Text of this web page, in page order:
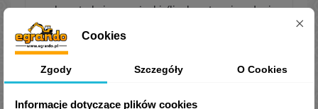
• konstrukcję sprężarki (liczba stopni, rodzaj
chłodzenia),
• warunki otoczenia (temperatura czynnika
chłodzącego, temperatura powietrza na
wlocie),
przerywana).
Cookies
Zgody Szczegóły O Cookies
Informacje dotyczące plików cookies